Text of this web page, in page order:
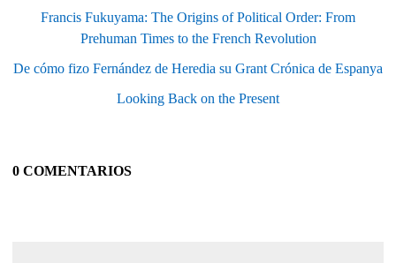
Francis Fukuyama: The Origins of Political Order: From
Prehuman Times to the French Revolution
De cómo fizo Fernández de Heredia su Grant Crónica de Espanya
Looking Back on the Present
0 COMENTARIOS